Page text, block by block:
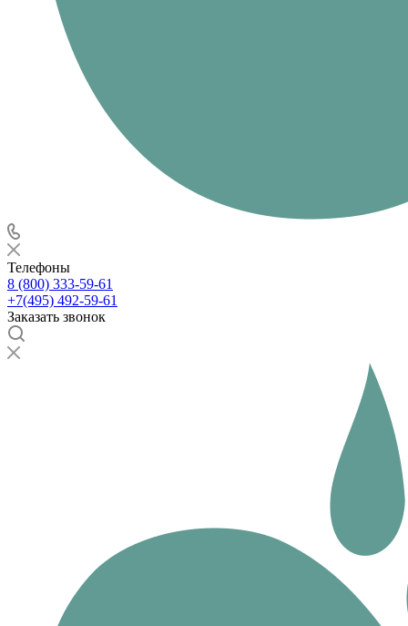
Телефоны
8 (800) 333-59-61
+7(495) 492-59-61
Заказать звонок